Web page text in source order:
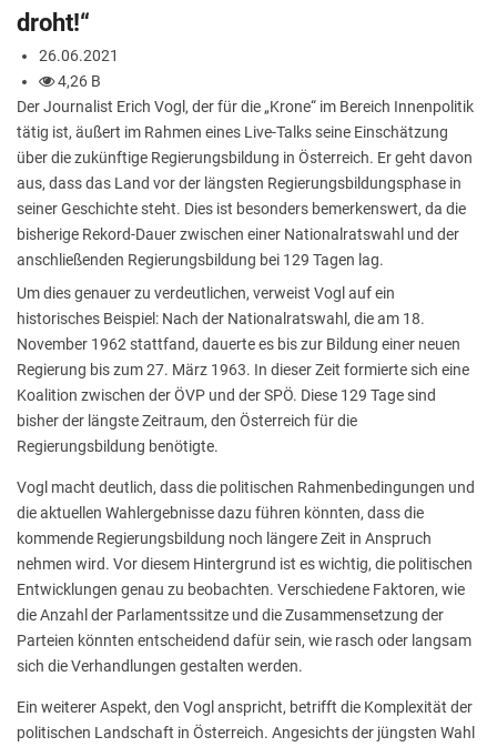
droht!“
26.06.2021
4,26 B
Der Journalist Erich Vogl, der für die „Krone“ im Bereich Innenpolitik
tätig ist, äußert im Rahmen eines Live-Talks seine Einschätzung
über die zukünftige Regierungsbildung in Österreich. Er geht davon
aus, dass das Land vor der längsten Regierungsbildungsphase in
seiner Geschichte steht. Dies ist besonders bemerkenswert, da die
bisherige Rekord-Dauer zwischen einer Nationalratswahl und der
anschließenden Regierungsbildung bei 129 Tagen lag.
Um dies genauer zu verdeutlichen, verweist Vogl auf ein
historisches Beispiel: Nach der Nationalratswahl, die am 18.
November 1962 stattfand, dauerte es bis zur Bildung einer neuen
Regierung bis zum 27. März 1963. In dieser Zeit formierte sich eine
Koalition zwischen der ÖVP und der SPÖ. Diese 129 Tage sind
bisher der längste Zeitraum, den Österreich für die
Regierungsbildung benötigte.
Vogl macht deutlich, dass die politischen Rahmenbedingungen und
die aktuellen Wahlergebnisse dazu führen könnten, dass die
kommende Regierungsbildung noch längere Zeit in Anspruch
nehmen wird. Vor diesem Hintergrund ist es wichtig, die politischen
Entwicklungen genau zu beobachten. Verschiedene Faktoren, wie
die Anzahl der Parlamentssitze und die Zusammensetzung der
Parteien könnten entscheidend dafür sein, wie rasch oder langsam
sich die Verhandlungen gestalten werden.
Ein weiterer Aspekt, den Vogl anspricht, betrifft die Komplexität der
politischen Landschaft in Österreich. Angesichts der jüngsten Wahl